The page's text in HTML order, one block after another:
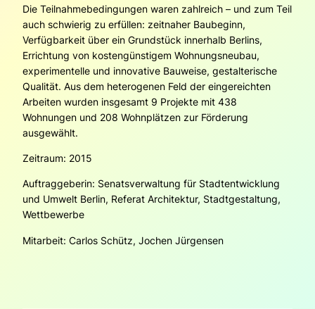
Die Teilnahmebedingungen waren zahlreich – und zum Teil
auch schwierig zu erfüllen: zeitnaher Baubeginn,
Verfügbarkeit über ein Grundstück innerhalb Berlins,
Errichtung von kostengünstigem Wohnungsneubau,
experimentelle und innovative Bauweise, gestalterische
Qualität. Aus dem heterogenen Feld der eingereichten
Arbeiten wurden insgesamt 9 Projekte mit 438
Wohnungen und 208 Wohnplätzen zur Förderung
ausgewählt.
Zeitraum: 2015
Auftraggeberin: Senatsverwaltung für Stadtentwicklung
und Umwelt Berlin, Referat Architektur, Stadtgestaltung,
Wettbewerbe
Mitarbeit: Carlos Schütz, Jochen Jürgensen